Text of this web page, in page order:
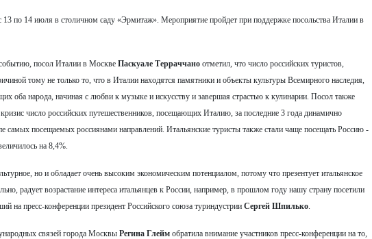
13 по 14 июля в столичном саду «Эрмитаж». Мероприятие пройдет при поддержке посольства Италии в
посол Италии в Москве Паскуале Терраччано отметил, что число российских туристов,
тому не только то, что в Италии находятся памятники и объекты культуры Всемирного наследия,
оба народа, начиная с любви к музыке и искусству и завершая страстью к кулинарии. Посол также
число российских путешественников, посещающих Италию, за последние 3 года динамично
самых посещаемых россиянами направлений. Итальянские туристы также стали чаще посещать Россию -
на 8,4%.
но и обладает очень высоким экономическим потенциалом, потому что презентует итальянское
радует возрастание интереса итальянцев к России, например, в прошлом году нашу страну посетили
на пресс-конференции президент Российского союза туриндустрии Сергей Шпилько
связей города Москвы Регина Глейм обратила внимание участников пресс-конференции на то,